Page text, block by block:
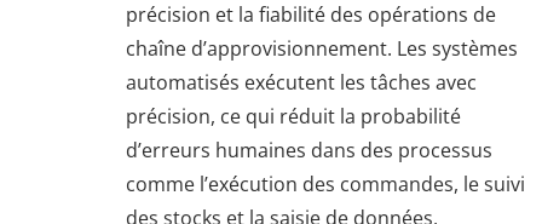
précision et la fiabilité des opérations de
chaîne d’approvisionnement. Les systèmes
automatisés exécutent les tâches avec
précision, ce qui réduit la probabilité
d’erreurs humaines dans des processus
comme l’exécution des commandes, le suivi
des stocks et la saisie de données,